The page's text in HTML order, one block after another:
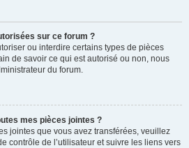
sur ce forum ?
ou interdire certains types de pièces
de savoir ce qui est autorisé ou non, nous
du forum.
mes pièces jointes ?
jointes que vous avez transférées, veuillez
contrôle de l’utilisateur et suivre les liens vers